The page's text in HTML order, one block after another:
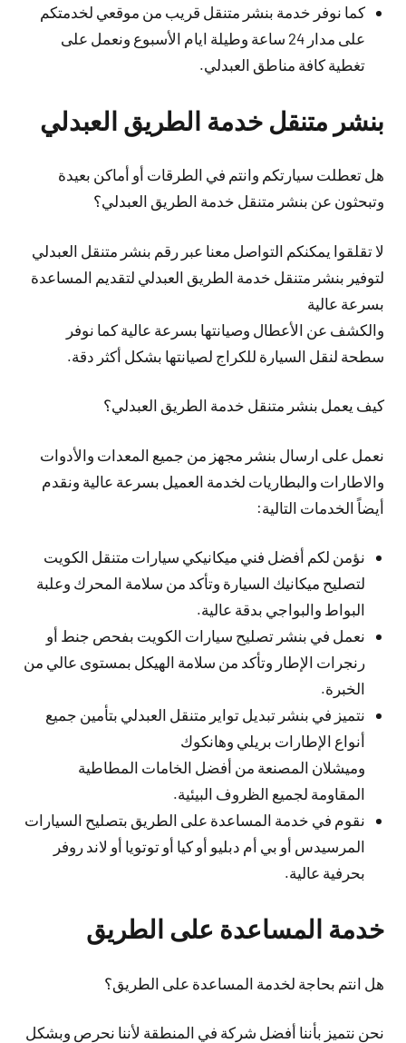
كما نوفر خدمة بنشر متنقل قريب من موقعي لخدمتكم
على مدار 24 ساعة وطيلة ايام الأسبوع ونعمل على
تغطية كافة مناطق العبدلي.
بنشر متنقل خدمة الطريق العبدلي
هل تعطلت سيارتكم وانتم في الطرقات أو أماكن بعيدة
وتبحثون عن بنشر متنقل خدمة الطريق العبدلي؟
لا تقلقوا يمكنكم التواصل معنا عبر رقم بنشر متنقل العبدلي
لتوفير بنشر متنقل خدمة الطريق العبدلي لتقديم المساعدة
بسرعة عالية
والكشف عن الأعطال وصيانتها بسرعة عالية كما نوفر
سطحة لنقل السيارة للكراج لصيانتها بشكل أكثر دقة.
كيف يعمل بنشر متنقل خدمة الطريق العبدلي؟
نعمل على ارسال بنشر مجهز من جميع المعدات والأدوات
والاطارات والبطاريات لخدمة العميل بسرعة عالية ونقدم
أيضاً الخدمات التالية:
نؤمن لكم أفضل فني ميكانيكي سيارات متنقل الكويت
لتصليح ميكانيك السيارة وتأكد من سلامة المحرك وعلبة
البواط والبواجي بدقة عالية.
نعمل في بنشر تصليح سيارات الكويت بفحص جنط أو
رنجرات الإطار وتأكد من سلامة الهيكل بمستوى عالي من
الخبرة.
نتميز في بنشر تبديل تواير متنقل العبدلي بتأمين جميع
أنواع الإطارات بريلي وهانكوك
وميشلان المصنعة من أفضل الخامات المطاطية
المقاومة لجميع الظروف البيئية.
نقوم في خدمة المساعدة على الطريق بتصليح السيارات
المرسيدس أو بي أم دبليو أو كيا أو توتويا أو لاند روفر
بحرفية عالية.
خدمة المساعدة على الطريق
هل انتم بحاجة لخدمة المساعدة على الطريق؟
نحن نتميز بأننا أفضل شركة في المنطقة لأننا نحرص وبشكل